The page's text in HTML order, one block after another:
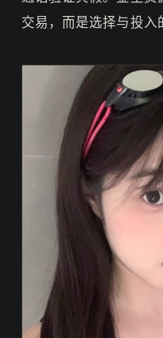
交易，而是选择与投入